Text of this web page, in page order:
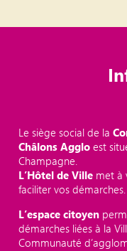
Le siège social de la
Châlons Aggloest
Champagne.
L’Hôtel de Ville met à
faciliter vos démarches.
L’espace citoyen
démarches liées à la
Communauté